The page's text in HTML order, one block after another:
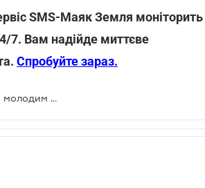
SMS-Маяк Земля моніторить
7. Вам надійде миттєве
Спробуйте зараз.
Рада підтримала запровадження державної підтримки молодим фермерам